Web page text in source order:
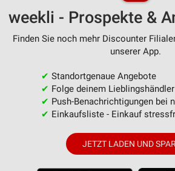
weekli - Prospekte &
Finden Sie noch mehr Discounter
unserer App.
✔ Standortgenaue Angebote
✔ Folge deinem Lieblingshändler
✔ Push-Benachrichtigungen bei
✔ Einkaufsliste - Einkauf
JETZT LADEN UND